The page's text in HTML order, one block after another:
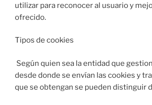
utilizar para reconocer al usuario y
ofrecido.
​Tipos de cookies
Según quien sea la entidad que
desde donde se envían las cookies y
que se obtengan se pueden distinguir